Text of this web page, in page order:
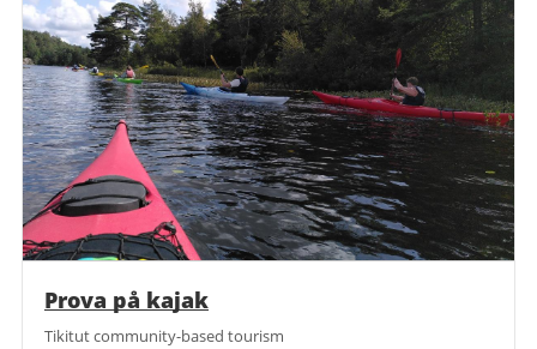
Prova på kajak
Tikitut community-based tourism